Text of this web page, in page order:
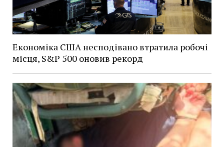
Економіка США несподівано втратила робочі
місця, S&P 500 оновив рекорд